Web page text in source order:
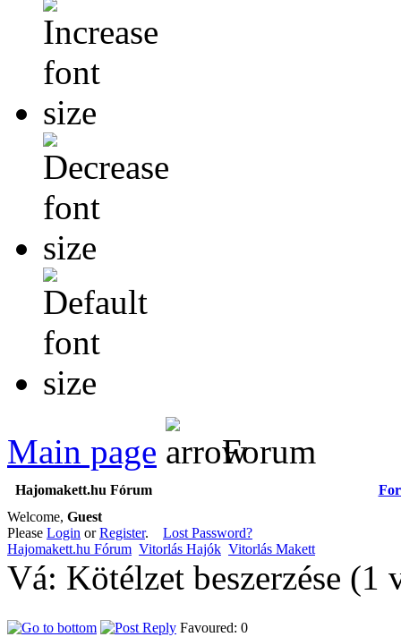
Main page Forum
Hajomakett.hu Fórum
Welcome, Guest
Please Login orRegister. Lost Password?
Hajomakett.hu Fórum Vitorlás Hajók Vitorlás Makett
Vá: Kötélzet beszerzése
Favoured: 0